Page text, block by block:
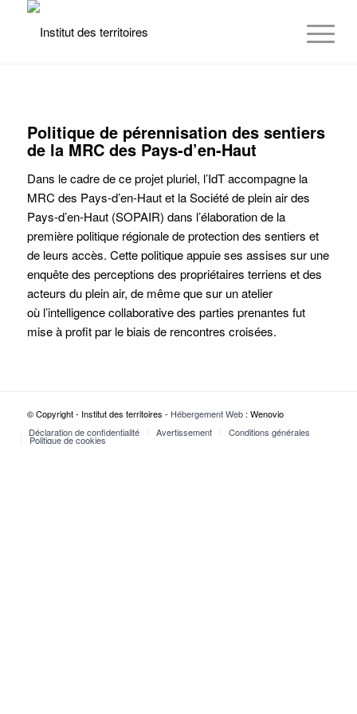
Politique de pérennisation des sentiers
de la MRC des Pays-d’en-Haut
Dans le cadre de ce projet pluriel, l’IdT accompagne la
MRC des Pays-d’en-Haut et la Société de plein air des
Pays-d’en-Haut (SOPAIR) dans l’élaboration de la
première politique régionale de protection des sentiers et
de leurs accès. Cette politique appuie ses assises sur une
enquête des perceptions des propriétaires terriens et des
acteurs du plein air, de même que sur un atelier
où l’intelligence collaborative des parties prenantes fut
mise à profit par le biais de rencontres croisées.
© Copyright - Institut des territoires - Hébergement Web: Wenovio
Déclaration de confidentialité
Avertissement Conditions générales
Politique de cookies